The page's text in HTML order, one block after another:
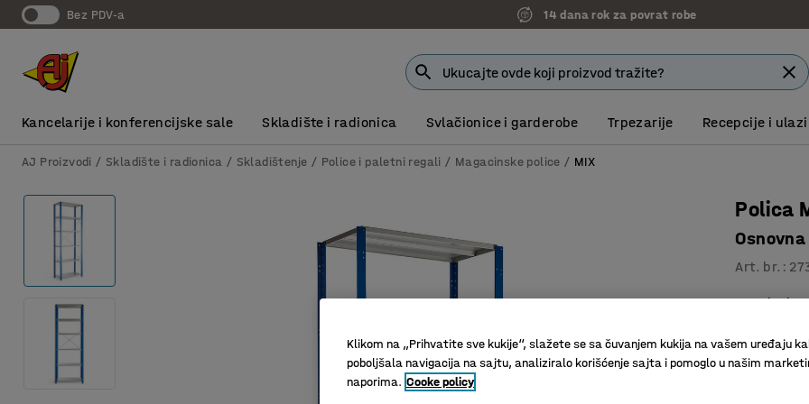
bez PDV-a 14 dana rok za povrat robe
Kancelarije i konferencijske sale Skladište i radionica Svlačionice i garderobe Trpezarije Recepcije i ulazi
AJ Proizvodi Skladište i radionica Skladištenje Police i paletni regali Magacinske police MIX
Polica
Art. br. :
Veoma
Klikom na „Prihvatite sve kukije“, slažete se sa čuvanjem kukija na vašem uređaju
poboljšala navigacija na sajtu, analiziralo korišćenje sajta i pomoglo u našim
naporima. Cooke policy